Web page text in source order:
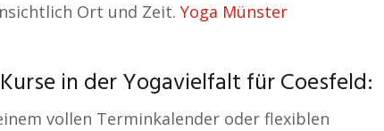
Ort und Zeit. Yoga Münster
in der Yogavielfalt für Coesfeld:
vollen Terminkalender oder flexiblen